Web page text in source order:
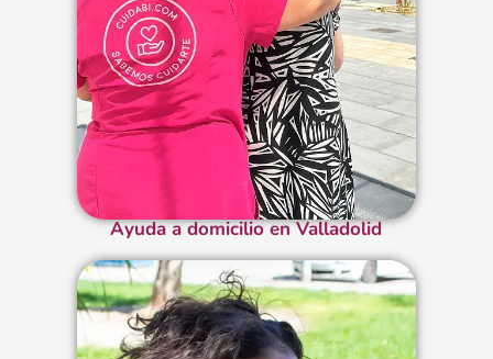
Ayuda a domicilio en Valladolid